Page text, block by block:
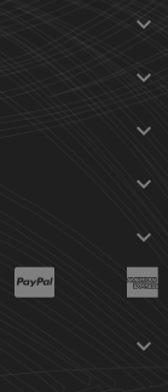





